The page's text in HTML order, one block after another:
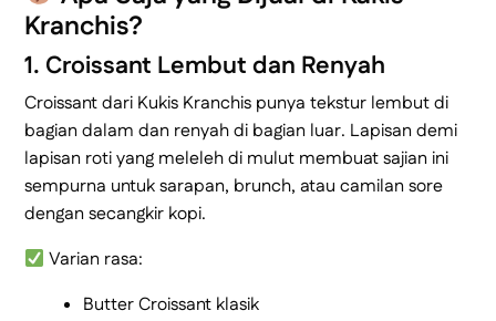
Kranchis?
1. Croissant Lembut dan Renyah
Croissant dari Kukis Kranchis punya tekstur lembut di
bagian dalam dan renyah di bagian luar. Lapisan demi
lapisan roti yang meleleh di mulut membuat sajian ini
sempurna untuk sarapan, brunch, atau camilan sore
dengan secangkir kopi.
Varian rasa:
Butter Croissant klasik